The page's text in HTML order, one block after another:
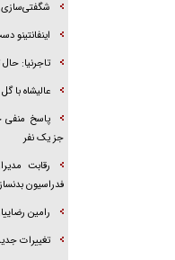
شگفتی‌سازی
اینفانتینو
تاجرنیا:
عالیشاه با
پاسخ منفی
جز یک نفر
رقابت
فدراسیون
رامین
تغییرات